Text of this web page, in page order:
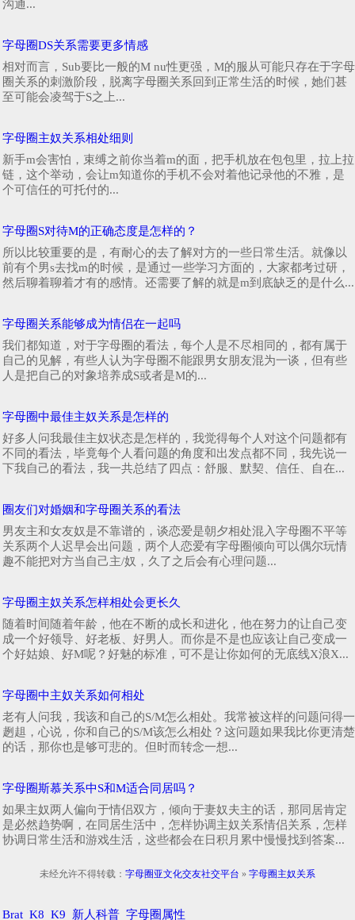
沟通...
字母圈DS关系需要更多情感
相对而言，Sub要比一般的M nu性更强，M的服从可能只存在于字母
圈关系的刺激阶段，脱离字母圈关系回到正常生活的时候，她们甚
至可能会凌驾于S之上...
字母圈主奴关系相处细则
新手m会害怕，束缚之前你当着m的面，把手机放在包包里，拉上拉
链，这个举动，会让m知道你的手机不会对着他记录他的不雅，是
个可信任的可托付的...
字母圈S对待M的正确态度是怎样的？
所以比较重要的是，有耐心的去了解对方的一些日常生活。就像以
前有个男s去找m的时候，是通过一些学习方面的，大家都考过研，
然后聊着聊着才有的感情。还需要了解的就是m到底缺乏的是什么...
字母圈关系能够成为情侣在一起吗
我们都知道，对于字母圈的看法，每个人是不尽相同的，都有属于
自己的见解，有些人认为字母圈不能跟男女朋友混为一谈，但有些
人是把自己的对象培养成S或者是M的...
字母圈中最佳主奴关系是怎样的
好多人问我最佳主奴状态是怎样的，我觉得每个人对这个问题都有
不同的看法，毕竟每个人看问题的角度和出发点都不同，我先说一
下我自己的看法，我一共总结了四点：舒服、默契、信任、自在...
圈友们对婚姻和字母圈关系的看法
男友主和女友奴是不靠谱的，谈恋爱是朝夕相处混入字母圈不平等
关系两个人迟早会出问题，两个人恋爱有字母圈倾向可以偶尔玩情
趣不能把对方当自己主/奴，久了之后会有心理问题...
字母圈主奴关系怎样相处会更长久
随着时间随着年龄，他在不断的成长和进化，他在努力的让自己变
成一个好领导、好老板、好男人。而你是不是也应该让自己变成一
个好姑娘、好M呢？好魅的标准，可不是让你如何的无底线X浪X...
字母圈中主奴关系如何相处
老有人问我，我该和自己的S/M怎么相处。我常被这样的问题问得一
趔趄，心说，你和自己的S/M该怎么相处？这问题如果我比你更清楚
的话，那你也是够可悲的。但时而转念一想...
字母圈斯慕关系中S和M适合同居吗？
如果主奴两人偏向于情侣双方，倾向于妻奴夫主的话，那同居肯定
是必然趋势啊，在同居生活中，怎样协调主奴关系情侣关系，怎样
协调日常生活和游戏生活，这些都会在日积月累中慢慢找到答案...
未经允许不得转载： 字母圈亚文化交友社交平台 » 字母圈主奴关系
Brat K8 K9 新人科普 字母圈属性